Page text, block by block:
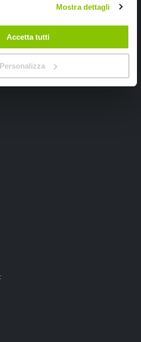
Mostra dettagli
Accetta tutti
Personalizza